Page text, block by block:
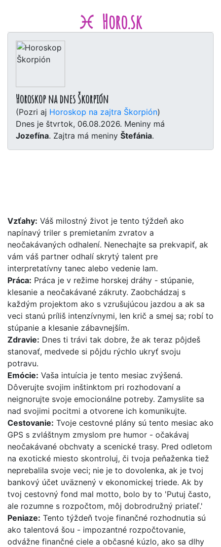
Horo.sk
Horoskop na dnes Škorpión
(Pozri aj Horoskop na zajtra Škorpión)
Dnes je štvrtok, 06.08.2026. Meniny má
Jozefína. Zajtra má meniny Štefánia.
Vzťahy: Váš milostný život je tento týždeň ako
napínavý triler s premietaním zvratov a
neočakávaných odhalení. Nenechajte sa prekvapiť, ak
vám váš partner odhalí skrytý talent pre
interpretatívny tanec alebo vedenie lam.
Práca: Práca je v režime horskej dráhy - stúpanie,
klesanie a neočakávané zákruty. Zaobchádzaj s
každým projektom ako s vzrušujúcou jazdou a ak sa
veci stanú príliš intenzívnymi, len krič a smej sa; robí to
stúpanie a klesanie zábavnejším.
Zdravie: Dnes ti trávi tak dobre, že ak teraz pôjdeš
stanovať, medvede si pôjdu rýchlo ukryť svoju
potravu.
Emócie: Vaša intuícia je tento mesiac zvýšená.
Dôverujte svojim inštinktom pri rozhodovaní a
neignorujte svoje emocionálne potreby. Zamyslite sa
nad svojimi pocitmi a otvorene ich komunikujte.
Cestovanie: Tvoje cestovné plány sú tento mesiac ako
GPS s zvláštnym zmyslom pre humor - očakávaj
neočakávané obchvaty a scenické trasy. Pred odletom
na exotické miesto skontroluj, či tvoja peňaženka tiež
neprebalila svoje veci; nie je to dovolenka, ak je tvoj
bankový účet uväznený v ekonomickej triede. Ak by
tvoj cestovný fond mal motto, bolo by to 'Putuj často,
ale rozumne s rozpočtom, môj dobrodružný priateľ.'
Peniaze: Tento týždeň tvoje finančné rozhodnutia sú
ako talentová šou - impozantné rozpočtovanie,
odvážne finančné ciele a občasné kúzlo, ako sa dlhy